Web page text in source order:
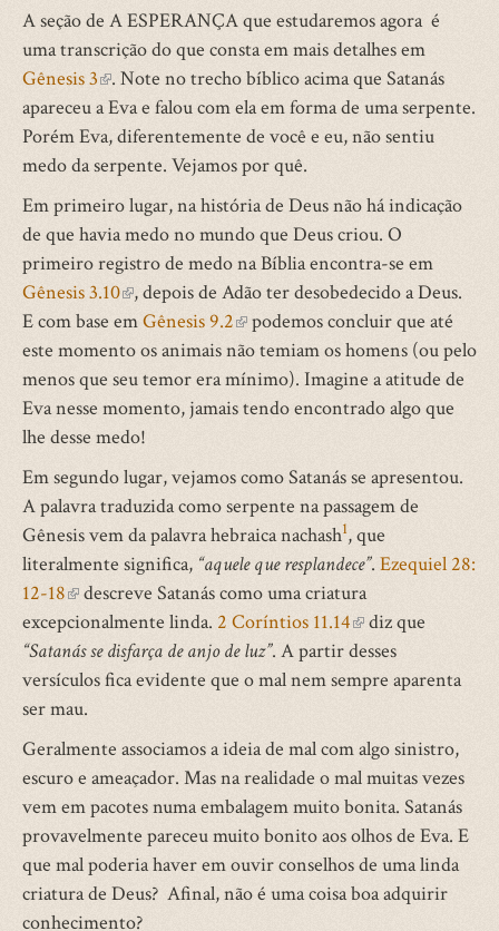
A seção de A ESPERANÇA que estudaremos agora é
uma transcrição do que consta em mais detalhes em
Gênesis 3(link
is
external)
. Note no trecho bíblico acima que Satanás
apareceu a Eva e falou com ela em forma de uma serpente.
Porém Eva, diferentemente de você e eu, não sentiu
medo da serpente. Vejamos por quê.
Em primeiro lugar, na história de Deus não há indicação
de que havia medo no mundo que Deus criou. O
primeiro registro de medo na Bíblia encontra-se em
Gênesis 3.10(link
is
external)
, depois de Adão ter desobedecido a Deus.
E com base emGênesis 9.2(link
is
external)
podemos concluir que até
este momento os animais não temiam os homens (ou pelo
menos que seu temor era mínimo). Imagine a atitude de
Eva nesse momento, jamais tendo encontrado algo que
lhe desse medo!
Em segundo lugar, vejamos como Satanás se apresentou.
A palavra traduzida como serpente na passagem de
Gênesis vem da palavra hebraica nachash1, que
literalmente significa, “aquele que resplandece”. Ezequiel 28:
12-18(link
is
external)
descreve Satanás como uma criatura
excepcionalmente linda. 2 Coríntios 11.14(link
is
external)
diz que
“Satanás se disfarça de anjo de luz”. A partir desses
versículos fica evidente que o mal nem sempre aparenta
ser mau.
Geralmente associamos a ideia de mal com algo sinistro,
escuro e ameaçador. Mas na realidade o mal muitas vezes
vem em pacotes numa embalagem muito bonita. Satanás
provavelmente pareceu muito bonito aos olhos de Eva. E
que mal poderia haver em ouvir conselhos de uma linda
criatura de Deus? Afinal, não é uma coisa boa adquirir
conhecimento?